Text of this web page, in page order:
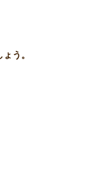
う。